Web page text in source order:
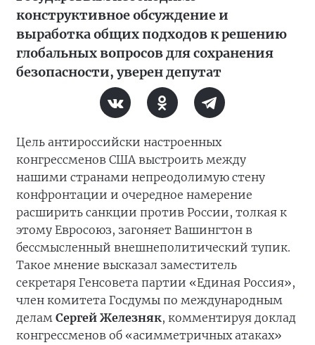
конструктивное обсуждение и
выработка общих подходов к решению
глобальных вопросов для сохранения
безопасности, уверен депутат
Цель антироссийски настроенных
конгрессменов США выстроить между
нашими странами непреодолимую стену
конфронтации и очередное намерение
расширить санкции против России, толкая к
этому Евросоюз, загоняет Вашингтон в
бессмысленный внешнеполитический тупик.
Такое мнение высказал заместитель
секретаря Генсовета партии «Единая Россия»,
член комитета Госдумы по международным
делам Сергей Железняк, комментируя доклад
конгрессменов об «асимметричных атаках»